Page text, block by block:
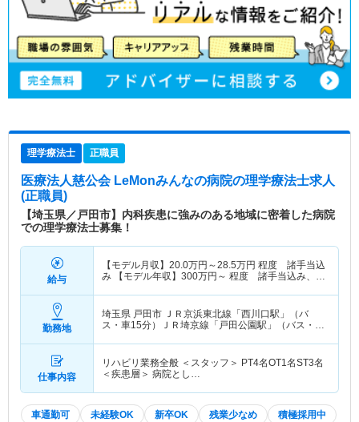
理学療法士 正職員
医療法人慈公会 LeMonみんなの病院の理学療法士求人
(正職員)
【埼玉県／戸田市】内科疾患に強みのある地域に密着した病院
での理学療法士募集！
給与
【モデル月収】 20.0万円～28.5万円 程度 諸手当込
み 【モデル年収】 300万円～ 程度 諸手当込み、新
勤務地
埼玉県 戸田市 ＪＲ京浜東北線「西川口駅」（バ
ス・車15分）ＪＲ埼京線「戸田公園駅」（バス・車
仕事内容
リハビリ業務全般 ＜スタッフ＞ PT4名OT1名ST3名
＜疾患層＞ 病院とし…
車通勤可 未経験OK 新卒OK 残業少なめ 積極採用中